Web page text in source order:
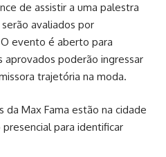
de assistir a uma palestra
avaliados por
evento é aberto para
aprovados poderão ingressar
trajetória na moda.
da Max Fama estão na cidade
para identificar